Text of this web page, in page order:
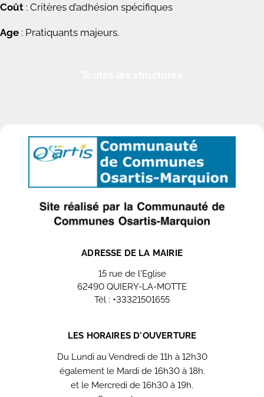
Coût : Critères d’adhésion spécifiques
Age : Pratiquants majeurs.
ADRESSE DE LA MAIRIE
15 rue de l'Eglise
62490 QUIERY-LA-MOTTE
Tél : +33321501655
LES HORAIRES D'OUVERTURE
Du Lundi au Vendredi de 11h à 12h30
également le Mardi de 16h30 à 18h.
et le Mercredi de 16h30 à 19h.